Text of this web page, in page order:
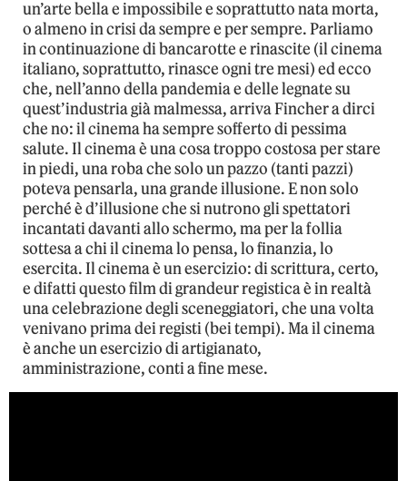
un’arte bella e impossibile e soprattutto nata morta,
o almeno in crisi da sempre e per sempre. Parliamo
in continuazione di bancarotte e rinascite (il cinema
italiano, soprattutto, rinasce ogni tre mesi) ed ecco
che, nell’anno della pandemia e delle legnate su
quest’industria già malmessa, arriva Fincher a dirci
che no: il cinema ha sempre sofferto di pessima
salute. Il cinema è una cosa troppo costosa per stare
in piedi, una roba che solo un pazzo (tanti pazzi)
poteva pensarla, una grande illusione. E non solo
perché è d’illusione che si nutrono gli spettatori
incantati davanti allo schermo, ma per la follia
sottesa a chi il cinema lo pensa, lo finanzia, lo
esercita. Il cinema è un esercizio: di scrittura, certo,
e difatti questo film di grandeur registica è in realtà
una celebrazione degli sceneggiatori, che una volta
venivano prima dei registi (bei tempi). Ma il cinema
è anche un esercizio di artigianato,
amministrazione, conti a fine mese.